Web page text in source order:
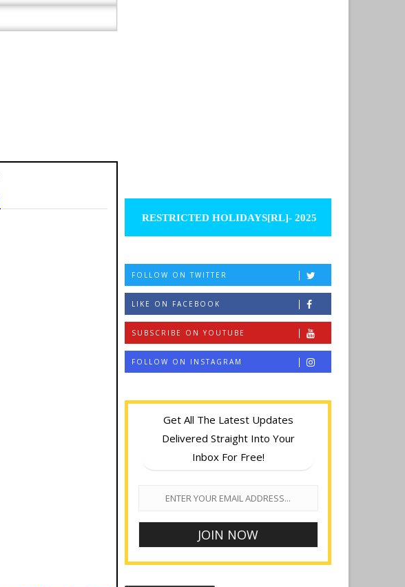
RESTRICTED HOLIDAYS[RL]- 2025
FOLLOW ON TWITTER
LIKE ON FACEBOOK
SUBSCRIBE ON YOUTUBE
FOLLOW ON INSTAGRAM
Get All The Latest Updates
Delivered Straight Into Your
Inbox For Free!